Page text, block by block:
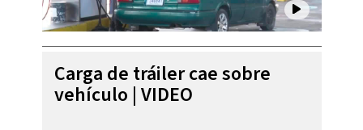
Carga de tráiler cae sobre
vehículo | VIDEO